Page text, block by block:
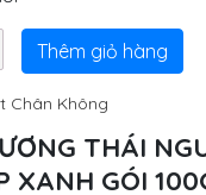
Thêm giỏ hàng
Chân Không
THÁI
XANH GÓI